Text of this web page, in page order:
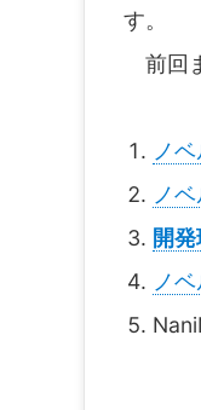
す。
前回
ノ
ノ
開
ノ